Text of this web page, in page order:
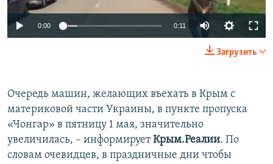
ПОБЕДИТЕЛЕЙ НЕ СУДЯТ?
ПРИСОЕДИНЯЙТЕСЬ!
Все сайты RFE/RL
0:00 0:11
Загрузить
Очередь машин, желающих въехать в Крым с
материковой части Украины, в пункте пропуска
«Чонгар» в пятницу 1 мая, значительно
увеличилась, – информируетКрым.Реалии. По
словам очевидцев, в праздничные дни чтобы